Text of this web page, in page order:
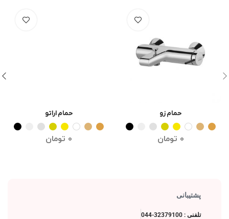
انتخاب گزینه ها
حمام زو
0 تومان
انتخاب گزینه ها
حمام اراتو
0 تومان
پشتیبانی
تلفنی : 32379100-044